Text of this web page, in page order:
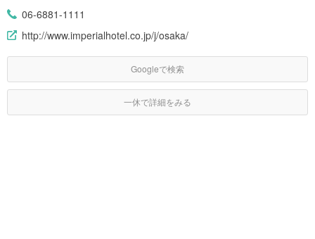
06-6881-1111
http://www.imperialhotel.co.jp/j/osaka/
Googleで検索
一休で詳細をみる